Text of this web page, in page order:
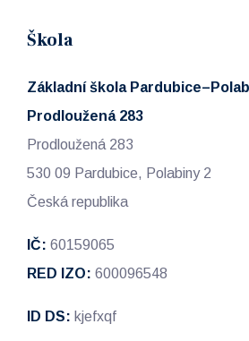
Škola
Základní škola
Prodloužená 283
Prodloužená 283
530 09 Pardubice, Polabiny 2
Česká republika
IČ: 60159065
RED IZO: 600096548
ID DS: kjefxqf